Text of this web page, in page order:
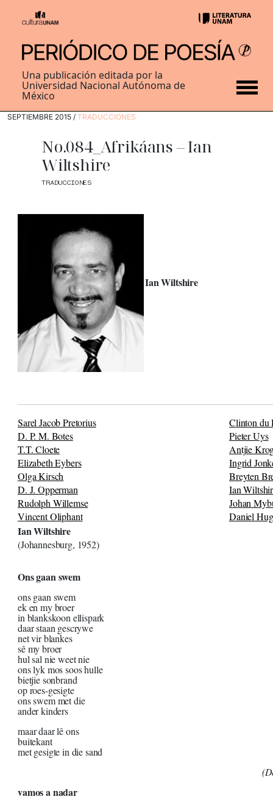
Una publicación editada por la
Universidad Nacional Autónoma de
México
SEPTIEMBRE 2015 / TRADUCCIONES
No.084_Afrikáans – Ian
Wiltshire
TRADUCCIONES
Ian Wiltshire
Sarel Jacob Pretorius
D. P. M. Botes
T.T. Cloete
Elizabeth Eybers
Olga Kirsch
D. J. Opperman
Rudolph Willemse
Vincent Oliphant
Clinton du
Pieter Uys
Antjie
Ingrid
Breyten
Ian
Johan
Daniel
Ian Wiltshire
(Johannesburg, 1952)
Ons gaan swem
ons gaan swem
ek en my broer
in blankskoon ellispark
daar staan gescrywe
net vir blankes
sê my broer
hul sal nie weet nie
ons lyk mos soos hulle
bietjie sonbrand
op roes-gesigte
ons swem met die
ander kinders
maar daar lê ons
buitekant
met gesigte in die sand
vamos a nadar